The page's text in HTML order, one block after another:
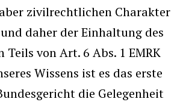
zivilrechtlichen Charakter
daher der Einhaltung des
von Art. 6 Abs. 1 EMRK
Wissens ist es das erste
die Gelegenheit